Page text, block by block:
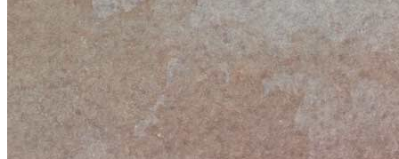
Նորություններ
Հայ-չինական մշակութային
նախագծեր
Չինական արվեստի աշխարհ
Հայ արվեստի աշխարհ
Գրադարան
Հայ-չինական հարաբերություններ
Չինական մշակույթ
Հայ մշակույթ